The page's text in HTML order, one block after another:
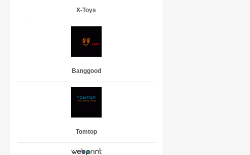
X-Toys
Banggood
Tomtop